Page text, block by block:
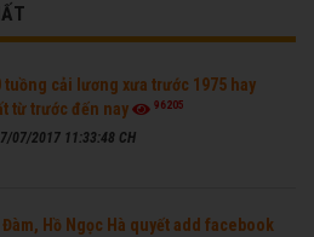
tuồng cải lương xưa trước 1975 hay
từ trước đến nay
96205
07/2017 11:33:48 CH
Đàm, Hồ Ngọc Hà quyết add facebook